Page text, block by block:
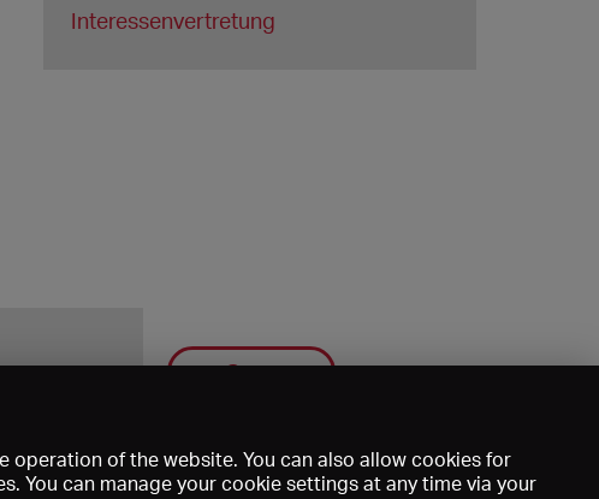
Interessenvertretung
Save
operation of the website. You can also allow cookies for
You can manage your cookie settings at any time via your